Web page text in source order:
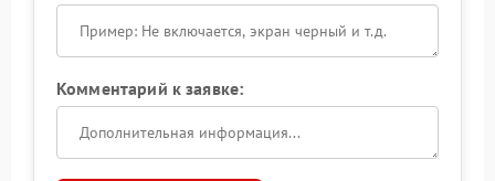
Комментарий к заявке: